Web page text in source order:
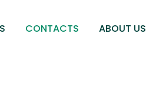
CONTACTS ABOUT US